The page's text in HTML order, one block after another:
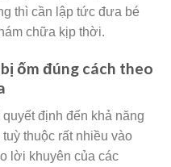
thì cần lập tức đưa bé
chữa kịp thời.
ốm đúng cách theo
định đến khả năng
thuộc rất nhiều vào
lời khuyên của các